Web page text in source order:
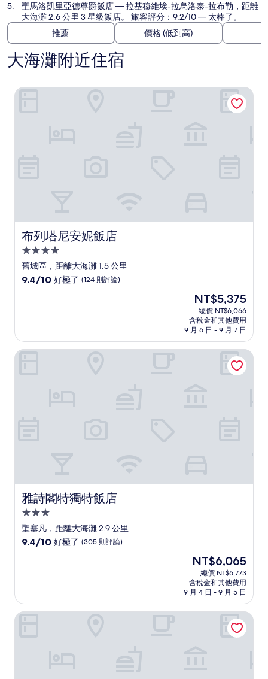
聖馬洛凱里亞德尊爵飯店— 拉基穆維埃-拉烏洛泰-拉布勒，距離
大海灘 2.6 公里 3 星級飯店。 旅客評分：9.2/10 — 太棒了。
推薦
價格 (低到高)
大海灘附近住宿
布列塔尼安妮飯店
布列塔尼安妮飯店
4.0
星
級
舊城區，距離大海灘 1.5 公里
9.4
好
極
9.4/10 好極了 (124 則評論)
現
在
價
格
為
NT$5,375
NT$5,375
總價 NT$6,066
含稅金和其他費用
9 月 6 日 - 9 月 7 日
布列塔尼安妮飯店
雅詩閣特獨特飯店
雅詩閣特獨特飯店
3.0
星
級
聖塞凡，距離大海灘 2.9 公里
9.4
好
極
9.4/10 好極了 (305 則評論)
現
價
格
為
NT$6,065
NT$6,065
總價 NT$6,773
含稅金和其他費用
9 月 4 日 - 9 月 5 日
雅詩閣特獨特飯店
拉德雷斯飯店